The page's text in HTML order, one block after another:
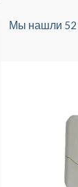
Мы нашли 52